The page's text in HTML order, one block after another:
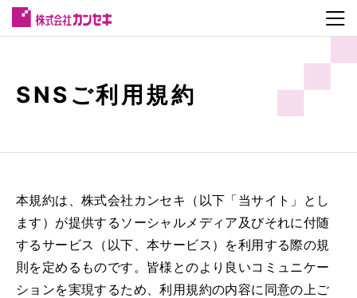
SNSご利用規約
本規約は、株式会社カンセキ（以下「当サイト」とし
ます）が提供するソーシャルメディア及びそれに付随
するサービス（以下、本サービス）を利用する際の規
則を定めるものです。皆様とのより良いコミュニケー
ションを実現するため、利用規約の内容に同意の上ご